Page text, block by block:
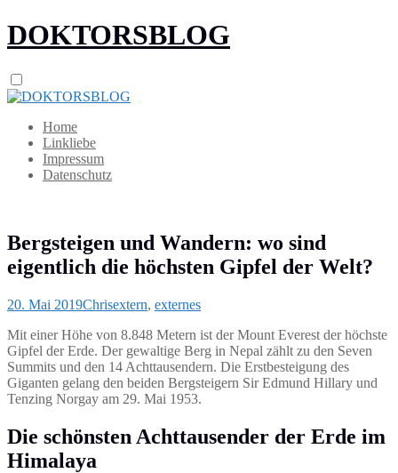
DOKTORSBLOG
Home
Linkliebe
Impressum
Datenschutz
Bergsteigen und Wandern: wo sind
eigentlich die höchsten Gipfel der Welt?
20. Mai 2019Chrisextern, externes
Mit einer Höhe von 8.848 Metern ist der Mount Everest der höchste
Gipfel der Erde. Der gewaltige Berg in Nepal zählt zu den Seven
Summits und den 14 Achttausendern. Die Erstbesteigung des
Giganten gelang den beiden Bergsteigern Sir Edmund Hillary und
Tenzing Norgay am 29. Mai 1953.
Die schönsten Achttausender der Erde im
Himalaya